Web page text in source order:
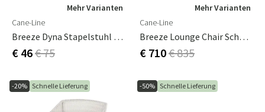
Mehr Varianten
Cane-Line
Breeze Dyna Stapelstuhl Weiß, Sunbrella Wet
€ 46€ 75
Mehr Varianten
Cane-Line
Breeze Lounge Chair Schwarz
€ 710€ 835
-20% Schnelle Lieferung -50% Schnelle Lieferung